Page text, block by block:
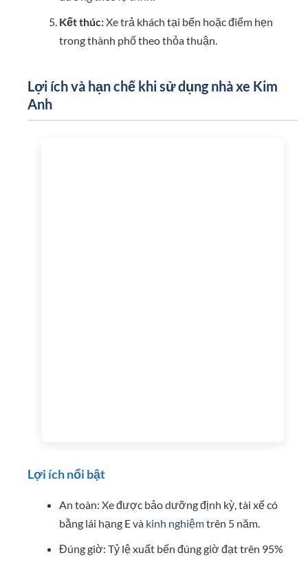
Kết thúc:Xe trả khách tại bến hoặc điểm hẹn
trong thành phố theo thỏa thuận.
Lợi ích và hạn chế khi sử dụng nhà xe Kim
Anh
Lợi ích nổi bật
An toàn: Xe được bảo dưỡng định kỳ, tài xế có
bằng lái hạng E và kinh nghiệmtrên 5 năm.
Đúng giờ: Tỷ lệ xuất bến đúng giờ đạt trên 95%